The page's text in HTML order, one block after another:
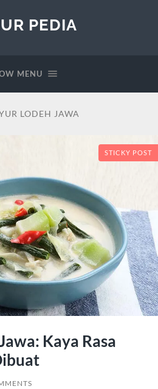
PEDIA
MENU
LODEH JAWA
STICKY POST
Kaya Rasa